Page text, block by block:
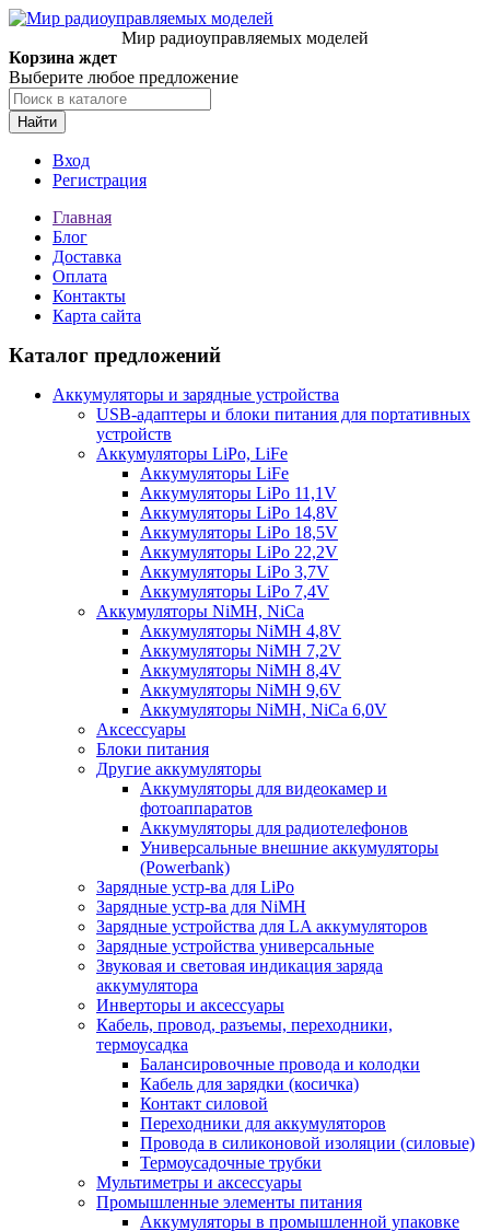
Мир радиоуправляемых моделей
Корзина ждет
Выберите любое предложение
Найти
Вход
Регистрация
Главная
Блог
Доставка
Оплата
Контакты
Карта сайта
Каталог предложений
Аккумуляторы и зарядные устройства
USB-адаптеры и блоки питания для портативных
устройств
Аккумуляторы LiPo, LiFe
Аккумуляторы LiFe
Аккумуляторы LiPo 11,1V
Аккумуляторы LiPo 14,8V
Аккумуляторы LiPo 18,5V
Аккумуляторы LiPo 22,2V
Аккумуляторы LiPo 3,7V
Аккумуляторы LiPo 7,4V
Аккумуляторы NiMH, NiCa
Аккумуляторы NiMH 4,8V
Аккумуляторы NiMH 7,2V
Аккумуляторы NiMH 8,4V
Аккумуляторы NiMH 9,6V
Аккумуляторы NiMH, NiCa 6,0V
Аксессуары
Блоки питания
Другие аккумуляторы
Аккумуляторы для видеокамер и
фотоаппаратов
Аккумуляторы для радиотелефонов
Универсальные внешние аккумуляторы
(Powerbank)
Зарядные устр-ва для LiPo
Зарядные устр-ва для NiMH
Зарядные устройства для LA аккумуляторов
Зарядные устройства универсальные
Звуковая и световая индикация заряда
аккумулятора
Инверторы и аксессуары
Кабель, провод, разъемы, переходники,
термоусадка
Балансировочные провода и колодки
Кабель для зарядки (косичка)
Контакт силовой
Переходники для аккумуляторов
Провода в силиконовой изоляции (силовые)
Термоусадочные трубки
Мультиметры и аксессуары
Промышленные элементы питания
Аккумуляторы в промышленной упаковке